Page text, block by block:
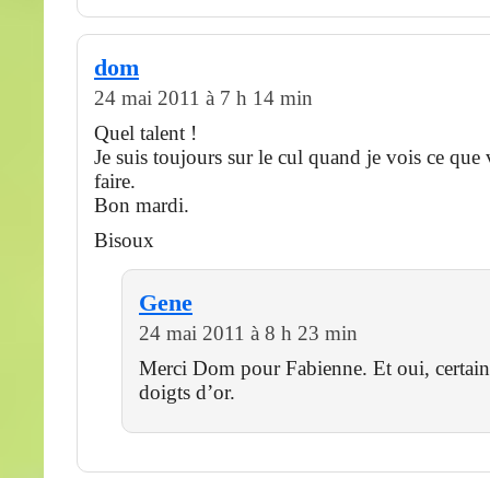
dom
24 mai 2011 à 7 h 14 min
Quel talent !
Je suis toujours sur le cul quand je vois ce que
faire.
Bon mardi.
Bisoux
Gene
24 mai 2011 à 8 h 23 min
Merci Dom pour Fabienne. Et oui,
doigts d’or.